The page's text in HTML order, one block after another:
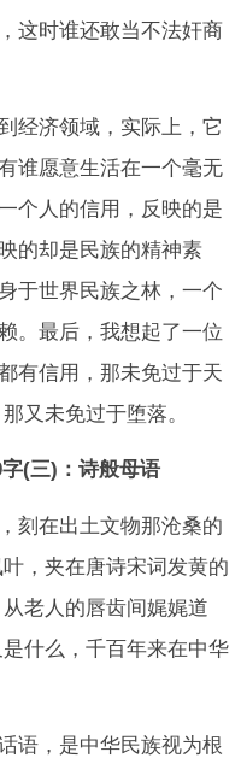
这时谁还敢当不法奸商
济领域，实际上，它
谁愿意生活在一个毫无
个人的信用，反映的是
的却是民族的精神素
于世界民族之林，一个
。最后，我想起了一位
有信用，那未免过于天
又未免过于堕落。
(三)：诗般母语
在出土文物那沧桑的
，夹在唐诗宋词发黄的
老人的唇齿间娓娓道
什么，千百年来在中华
，是中华民族视为根